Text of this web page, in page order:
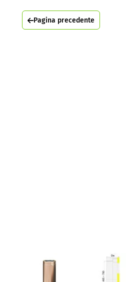
Pagina precedente